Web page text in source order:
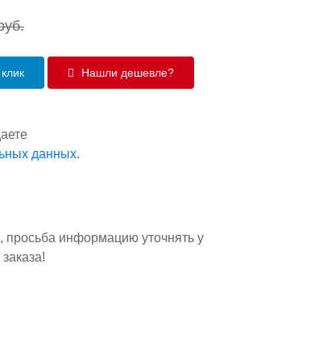
Нашли дешевле?
данных.
просьба информацию уточнять у